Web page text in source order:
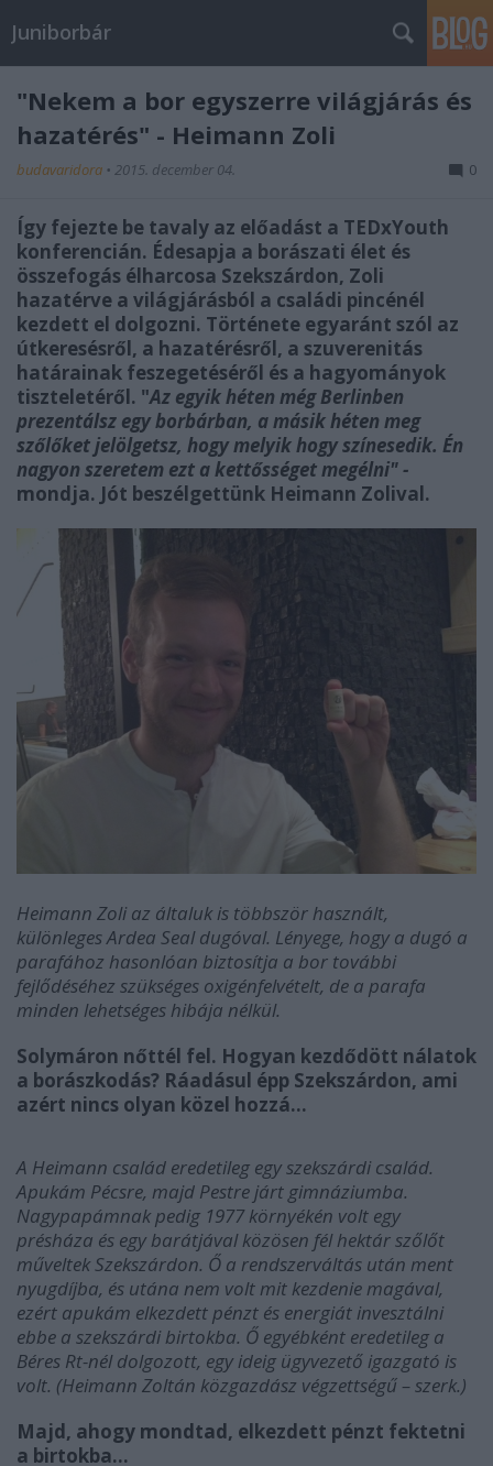
Juniborbár
"Nekem a bor egyszerre világjárás és
hazatérés" - Heimann Zoli
budavaridora • 2015. december 04. 0
Így fejezte be tavaly az előadást a TEDxYouth
konferencián. Édesapja a borászati élet és
összefogás élharcosa Szekszárdon, Zoli
hazatérve a világjárásból a családi pincénél
kezdett el dolgozni. Története egyaránt szól az
útkeresésről, a hazatérésről, a szuverenitás
határainak feszegetéséről és a hagyományok
tiszteletéről. "Az egyik héten még Berlinben
prezentálsz egy borbárban, a másik héten meg
szőlőket jelölgetsz, hogy melyik hogy színesedik. Én
nagyon szeretem ezt a kettősséget megélni" -
mondja. Jót beszélgettünk Heimann Zolival.
Heimann Zoli az általuk is többször használt,
különleges Ardea Seal dugóval. Lényege, hogy a dugó a
parafához hasonlóan biztosítja a bor további
fejlődéséhez szükséges oxigénfelvételt, de a parafa
minden lehetséges hibája nélkül.
Solymáron nőttél fel. Hogyan kezdődött nálatok
a borászkodás? Ráadásul épp Szekszárdon, ami
azért nincs olyan közel hozzá…
A Heimann család eredetileg egy szekszárdi család.
Apukám Pécsre, majd Pestre járt gimnáziumba.
Nagypapámnak pedig 1977 környékén volt egy
présháza és egy barátjával közösen fél hektár szőlőt
műveltek Szekszárdon. Ő a rendszerváltás után ment
nyugdíjba, és utána nem volt mit kezdenie magával,
ezért apukám elkezdett pénzt és energiát invesztálni
ebbe a szekszárdi birtokba. Ő egyébként eredetileg a
Béres Rt-nél dolgozott, egy ideig ügyvezető igazgató is
volt. (Heimann Zoltán közgazdász végzettségű – szerk.)
Majd, ahogy mondtad, elkezdett pénzt fektetni
a birtokba…